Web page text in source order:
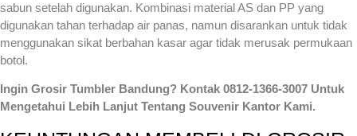
sabun setelah digunakan. Kombinasi material AS dan PP yang
digunakan tahan terhadap air panas, namun disarankan untuk tidak
menggunakan sikat berbahan kasar agar tidak merusak permukaan
botol.
Ingin Grosir Tumbler Bandung? Kontak 0812-1366-3007 Untuk
Mengetahui Lebih Lanjut Tentang Souvenir Kantor Kami.